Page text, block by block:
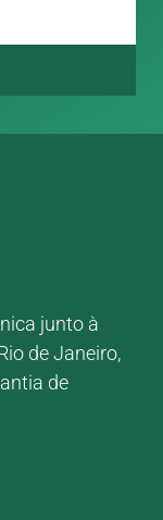
junto à
de Janeiro,
de